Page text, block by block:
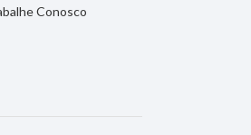
Conosco